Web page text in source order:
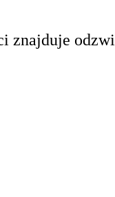
znajduje